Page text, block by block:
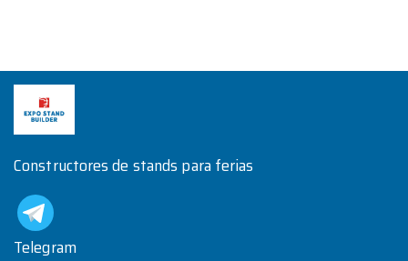
Constructores de stands para ferias
Telegram